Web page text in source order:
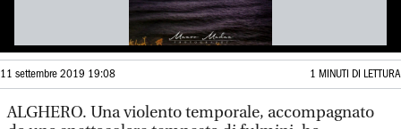
11 settembre 2019 19:08 1 MINUTI DI LETTURA
ALGHERO. Una violento temporale, accompagnato